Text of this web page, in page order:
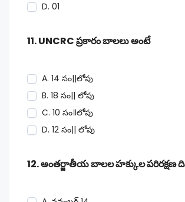
D. 01
11. UNCRC ప్రకారం బాలలు అంటే
A. 14 సం||లోపు
B. 18 సం|| లోపు
C. 10 సం॥లోపు
D. 12 సం|| లోపు
12. అంతర్జాతీయ బాలల హక్కుల పరిరక్షణ